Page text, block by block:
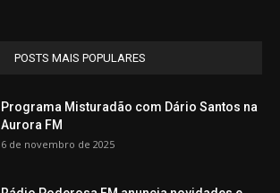
POSTS MAIS POPULARES
Programa Misturadão com Dário Santos na
Aurora FM
6 de novembro de 2025